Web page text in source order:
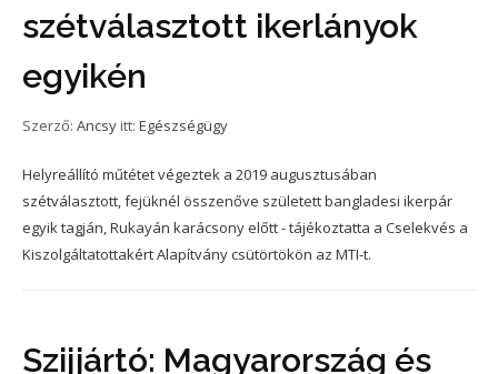
szétválasztott ikerlányok
egyikén
Szerző: Ancsy itt: Egészségügy
Helyreállító műtétet végeztek a 2019 augusztusában
szétválasztott, fejüknél összenőve született bangladesi ikerpár
egyik tagján, Rukayán karácsony előtt - tájékoztatta a Cselekvés a
Kiszolgáltatottakért Alapítvány csütörtökön az MTI-t.
Szijjártó: Magyarország és